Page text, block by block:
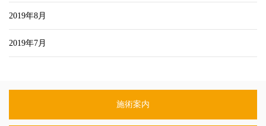
2019年8月
2019年7月
施術案内